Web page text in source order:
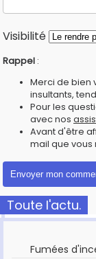
Visibilité
Rappel :
Merci de bien
insultants,
Pour les
avec nos
Avant d'être
mail que vous
Toute l'actu.
Fumées